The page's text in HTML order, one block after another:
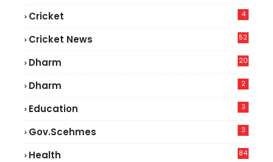
Cricket 4
Cricket News
52
Dharm 20
Dharm 2
Education 3
Gov.scehmes 3
Health
84